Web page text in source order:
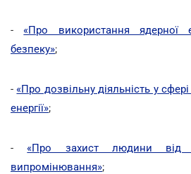
- «Про використання ядерної
безпеку»;
- «Про дозвільну діяльність у
енергії»;
- «Про захист людини від
випромінювання»;